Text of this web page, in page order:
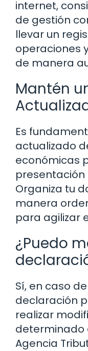
internet,
de gestión
llevar un
operaciones
de manera
Mantén
Es
actualizado
económicas
presentación
Organiza tu
manera
para agilizar
¿Puedo
Sí, en caso
declaración
realizar
determinado
Agencia